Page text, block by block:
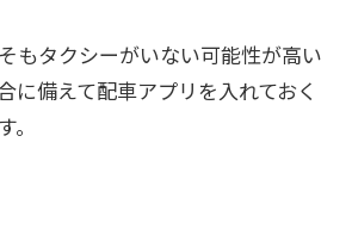
もタクシーがいない可能性が高い
に備えて配車アプリを入れておく